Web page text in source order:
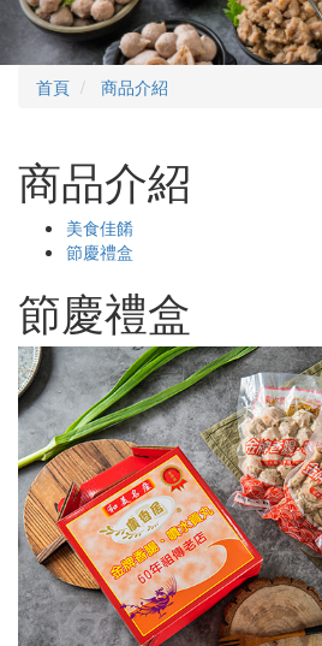
首頁 商品介紹
商品介紹
美食佳餚
節慶禮盒
節慶禮盒